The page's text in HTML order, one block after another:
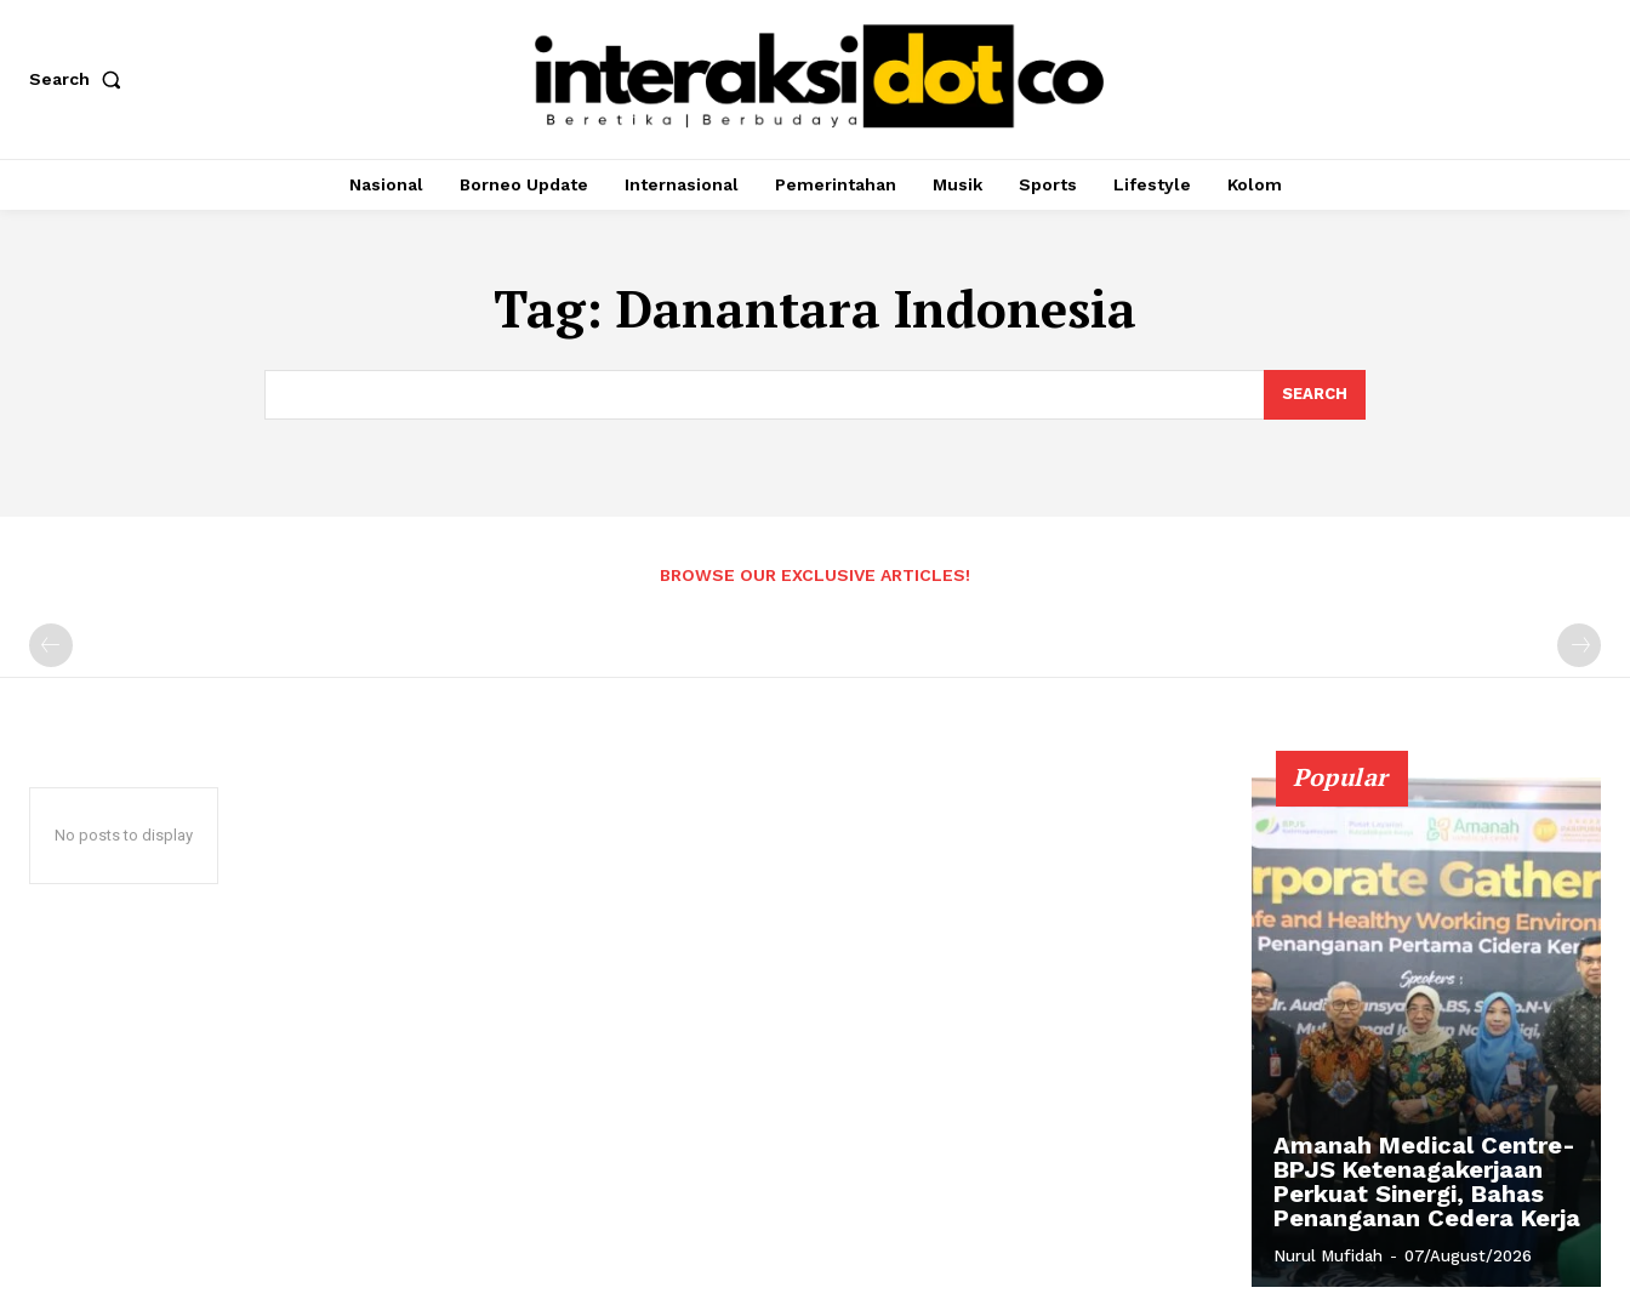
Search
Nasional Borneo Update Internasional Pemerintahan Musik Sports Lifestyle Kolom
Tag: Danantara Indonesia
SEARCH
BROWSE OUR EXCLUSIVE ARTICLES!
No posts to display
Popular
Amanah Medical Centre-
BPJS Ketenagakerjaan
Perkuat Sinergi, Bahas
Penanganan Cedera Kerja
Nurul Mufidah - 07/August/2026